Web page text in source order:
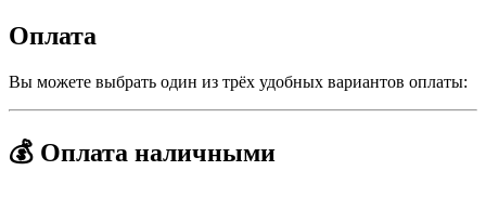
Оплата
Вы можете выбрать один из трёх удобных вариантов оплаты:
💰 Оплата наличными